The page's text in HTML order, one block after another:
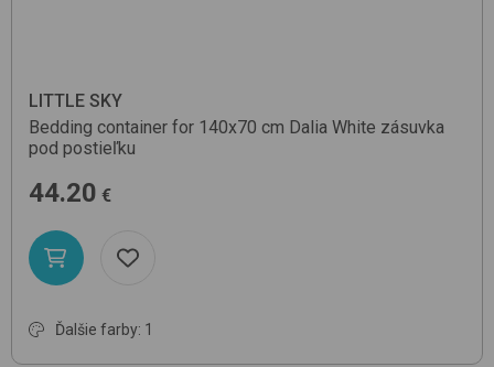
LITTLE SKY
Bedding container for 140x70 cm Dalia White zásuvka
pod postieľku
44.20 €
Ďalšie farby: 1